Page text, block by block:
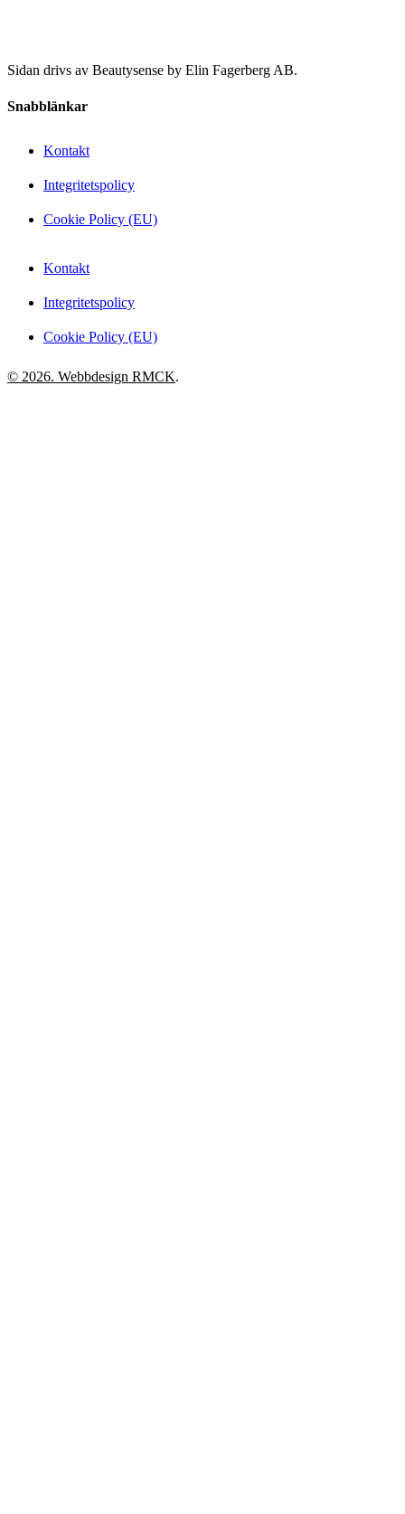
Sidan drivs av Beautysense by Elin Fagerberg AB.
Snabblänkar
Kontakt
Integritetspolicy
Cookie Policy (EU)
Kontakt
Integritetspolicy
Cookie Policy (EU)
© 2026. Webbdesign RMCK.